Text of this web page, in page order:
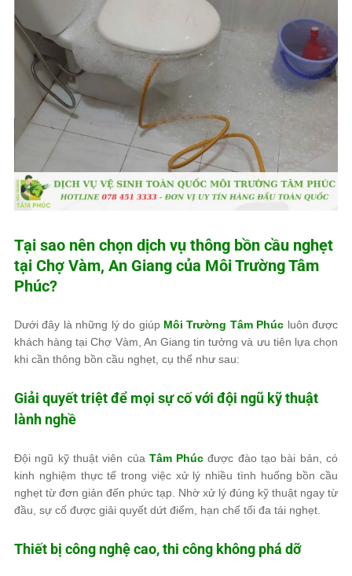
Tại sao nên chọn dịch vụ thông bồn cầu nghẹt
tại Chợ Vàm, An Giang của Môi Trường Tâm
Phúc?
Dưới đây là những lý do giúp Môi Trường Tâm Phúc luôn được
khách hàng tại Chợ Vàm, An Giang tin tưởng và ưu tiên lựa chọn
khi cần thông bồn cầu nghẹt, cụ thể như sau:
Giải quyết triệt để mọi sự cố với đội ngũ kỹ thuật
lành nghề
Đội ngũ kỹ thuật viên của Tâm Phúc được đào tạo bài bản, có
kinh nghiệm thực tế trong việc xử lý nhiều tình huống bồn cầu
nghẹt từ đơn giản đến phức tạp. Nhờ xử lý đúng kỹ thuật ngay từ
đầu, sự cố được giải quyết dứt điểm, hạn chế tối đa tái nghẹt.
Thiết bị công nghệ cao, thi công không phá dỡ